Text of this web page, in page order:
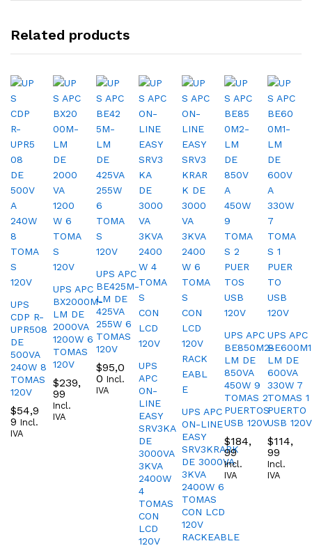
Related products
UPS
CDP R-
UPR508
DE
500VA
240W 8
TOMAS
120V
$54,9
9 Incl.
IVA
UPS APC
BX2000M-
LM DE
2000VA
1200W 6
TOMAS
120V
$239,
99
Incl.
IVA
UPS APC
BE425M-
LM DE
425VA
255W 6
TOMAS
120V
$95,0
0 Incl.
IVA
UPS
APC
ON-
LINE
EASY
SRV3KA
DE
3000VA
3KVA
2400W
4
TOMAS
CON
LCD
120V
UPS APC
ON-LINE
EASY
SRV3KRARK
DE 3000VA
3KVA
2400W 6
TOMAS
CON LCD
120V
RACKEABLE
UPS APC
BE850M2-
LM DE
850VA
450W 9
TOMAS 2
PUERTOS
USB 120V
$184,
99
Incl.
IVA
UPS APC
LM DE
600VA
330W 7
TOMAS 1
PUERTO
USB 120V
$114,
99
Incl.
IVA